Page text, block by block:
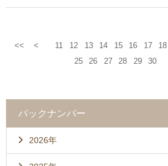
<< < 11 12 13 14 15 16 17 18
25
26 27 28 29 30
バックナンバー
2026年